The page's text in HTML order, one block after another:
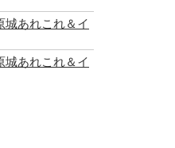
あれこれ＆イ
あれこれ＆イ